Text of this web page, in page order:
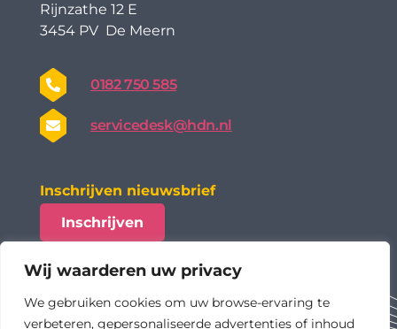
Wij waarderen uw privacy
We gebruiken cookies om uw browse-ervaring te
verbeteren, gepersonaliseerde advertenties of inhoud
Rijnzathe 12 E
3454 PV De Meern
0182 750 585
servicedesk@hdn.nl
Inschrijven nieuwsbrief
Inschrijven